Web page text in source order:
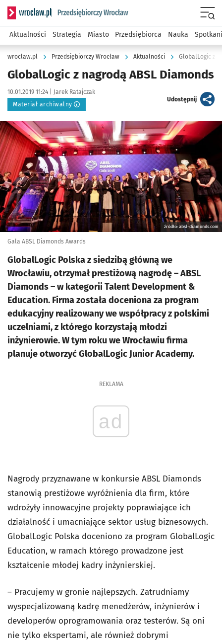
Serwis informacyjny wroclaw.pl podserwis: Strategia
Aktualności Strategia Miasto Przedsiębiorca Nauka
wroclaw.pl Przedsiębiorczy Wrocław Aktualności GlobalLogic z
GlobalLogic z nagrodą ABSL Diamonds
Data publikacji:
10.01.2019 11:24 | Autor:
Jarek Ratajczak
Materiał archiwalny
Udostępnijartykuł
Kliknij, aby powiększyć
źródło: absl-diamonds.com
Gala ABSL Diamonds Awards
GlobalLogic Polska z siedzibą główną we
Wrocławiu, otrzymał prestiżową nagrodę – ABSL
Diamonds – w kategorii Talent Development &
Education. Firma została doceniona za program
edukacyjny realizowany we współpracy z polskimi
uczelniami, z którego korzystają młodzi
inżynierowie. W tym roku we Wrocławiu firma
planuje otworzyć GlobalLogic Junior Academy.
REKLAMA
ad
Nagrody przyznawane w konkursie ABSL Diamonds
stanowią prestiżowe wyróżnienia dla firm, które
wdrożyły innowacyjne projekty poprawiające ich
działalność i umacniające sektor usług biznesowych.
GlobalLogic Polska doceniono za program GlobalLogic
Education, w ramach którego prowadzone jest
kształcenie młodej kadry inżynierskiej.
– Pracujemy w gronie najlepszych. Zatrudniamy
wyspecjalizowaną kadrę menedżerów, inżynierów i
developerów oprogramowania oraz testerów. Są oni
nie tylko ekspertami, ale również dobrymi